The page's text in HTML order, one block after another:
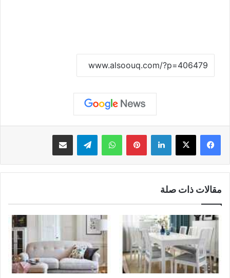
لينكدإن بينتيريستواتساب تيلقرام مشاركة عبر البريد
مقالات ذات صلة